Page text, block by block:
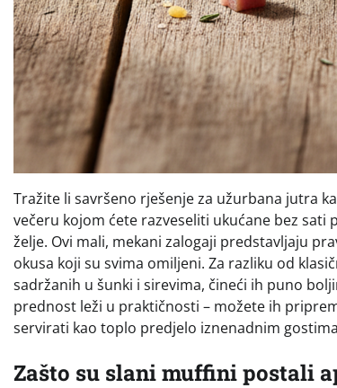
Tražite li savršeno rješenje za užurbana jutra
večeru kojom ćete razveseliti ukućane bez
želje. Ovi mali, mekani zalogaji predstavljaju
okusa koji su svima omiljeni. Za razliku od
sadržanih u šunki i sirevima, čineći ih puno
prednost leži u praktičnosti – možete ih
servirati kao toplo predjelo iznenadnim
Zašto su slani muffini postali